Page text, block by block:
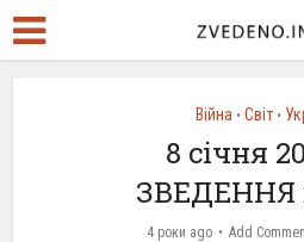
Війна • Світ •
8 січня
ЗВЕДЕННЯ
4 роки ago Add